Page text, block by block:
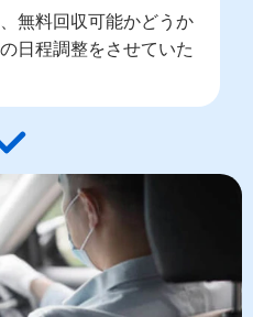
無料回収可能かどうか
日程調整をさせていた